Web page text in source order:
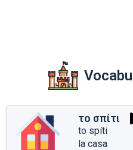
το σπίτι
to spíti
la casa